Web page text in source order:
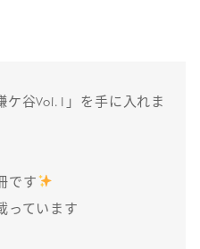
谷Vol.1」を手に入れま
です
っています